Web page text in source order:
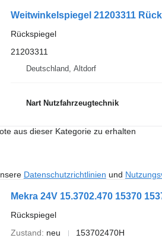
Weitwinkelspiegel 21203311
Rückspiegel
21203311
Deutschland, Altdorf
Nart Nutzfahrzeugtechnik
aus dieser Kategorie zu erhalten
Datenschutzrichtlinien und
Mekra 24V 15.3702.470 15370
Rückspiegel
Zustand
neu 153702470H